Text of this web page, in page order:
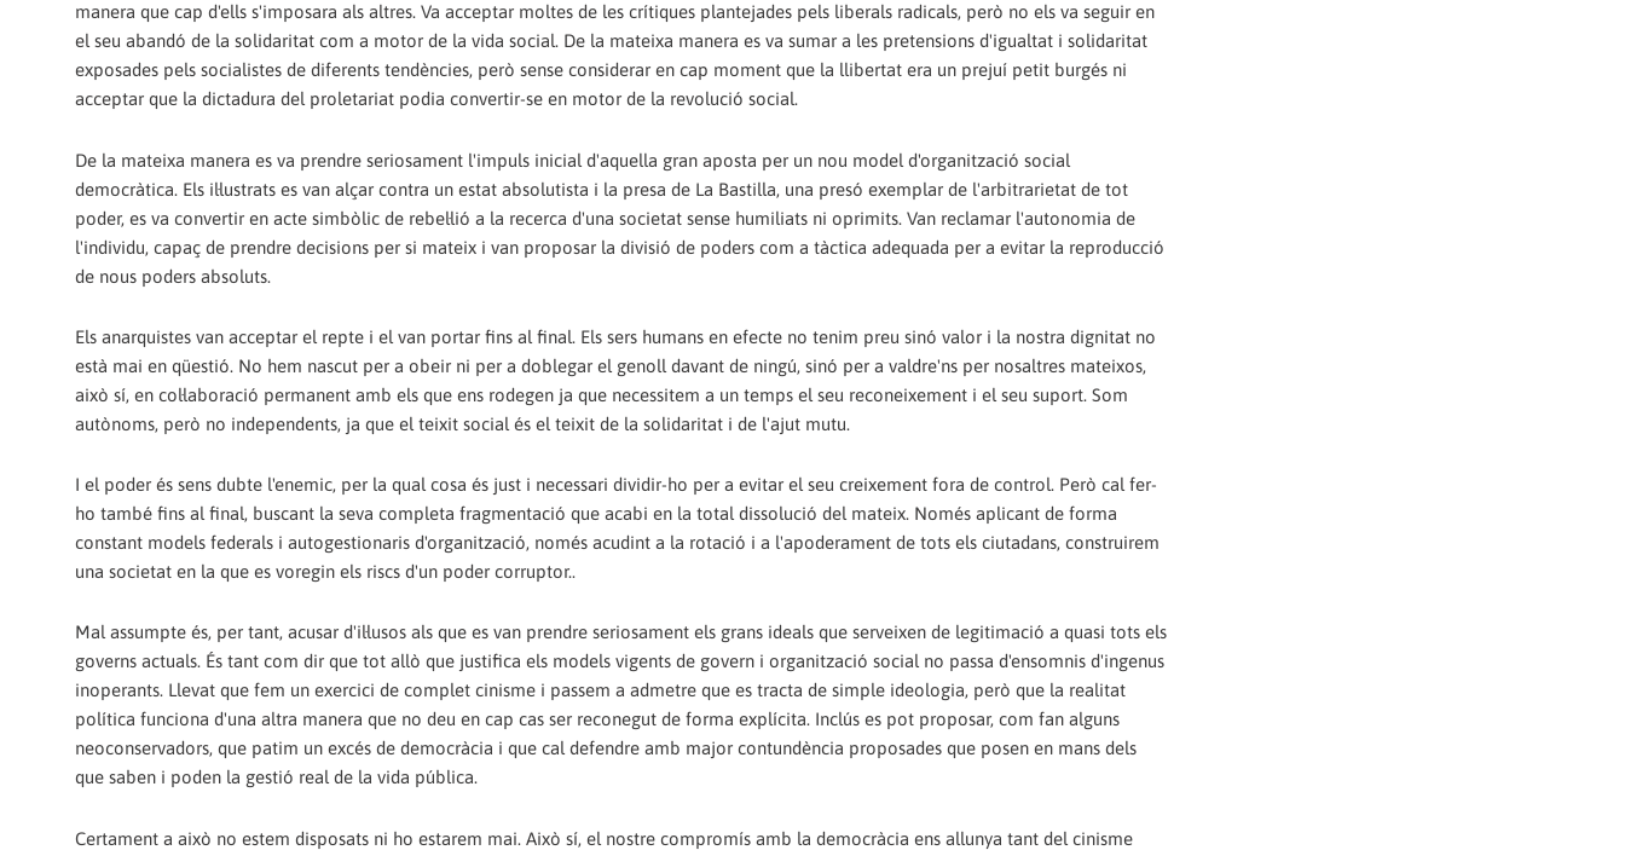
manera que cap d'ells s'imposara als altres. Va acceptar moltes de les crítiques plantejades pels liberals radicals, però no els va seguir en
el seu abandó de la solidaritat com a motor de la vida social. De la mateixa manera es va sumar a les pretensions d'igualtat i solidaritat
exposades pels socialistes de diferents tendències, però sense considerar en cap moment que la llibertat era un prejuí petit burgés ni
acceptar que la dictadura del proletariat podia convertir-se en motor de la revolució social.
De la mateixa manera es va prendre seriosament l'impuls inicial d'aquella gran aposta per un nou model d'organització social
democràtica. Els il·lustrats es van alçar contra un estat absolutista i la presa de La Bastilla, una presó exemplar de l'arbitrarietat de tot
poder, es va convertir en acte simbòlic de rebel·lió a la recerca d'una societat sense humiliats ni oprimits. Van reclamar l'autonomia de
l'individu, capaç de prendre decisions per si mateix i van proposar la divisió de poders com a tàctica adequada per a evitar la reproducció
de nous poders absoluts.
Els anarquistes van acceptar el repte i el van portar fins al final. Els sers humans en efecte no tenim preu sinó valor i la nostra dignitat no
està mai en qüestió. No hem nascut per a obeir ni per a doblegar el genoll davant de ningú, sinó per a valdre'ns per nosaltres mateixos,
això sí, en col·laboració permanent amb els que ens rodegen ja que necessitem a un temps el seu reconeixement i el seu suport. Som
autònoms, però no independents, ja que el teixit social és el teixit de la solidaritat i de l'ajut mutu.
I el poder és sens dubte l'enemic, per la qual cosa és just i necessari dividir-ho per a evitar el seu creixement fora de control. Però cal fer-
ho també fins al final, buscant la seva completa fragmentació que acabi en la total dissolució del mateix. Només aplicant de forma
constant models federals i autogestionaris d'organització, només acudint a la rotació i a l'apoderament de tots els ciutadans, construirem
una societat en la que es voregin els riscs d'un poder corruptor..
Mal assumpte és, per tant, acusar d'il·lusos als que es van prendre seriosament els grans ideals que serveixen de legitimació a quasi tots els
governs actuals. És tant com dir que tot allò que justifica els models vigents de govern i organització social no passa d'ensomnis d'ingenus
inoperants. Llevat que fem un exercici de complet cinisme i passem a admetre que es tracta de simple ideologia, però que la realitat
política funciona d'una altra manera que no deu en cap cas ser reconegut de forma explícita. Inclús es pot proposar, com fan alguns
neoconservadors, que patim un excés de democràcia i que cal defendre amb major contundència proposades que posen en mans dels
que saben i poden la gestió real de la vida pública.
Certament a això no estem disposats ni ho estarem mai. Això sí, el nostre compromís amb la democràcia ens allunya tant del cinisme